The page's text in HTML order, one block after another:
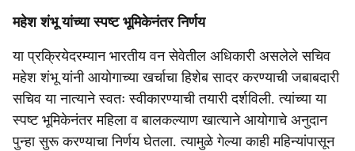
महेश शंभू यांच्या स्पष्ट भूमिकेनंतर निर्णय
या प्रक्रियेदरम्यान भारतीय वन सेवेतील अधिकारी असलेले सचिव
महेश शंभू यांनी आयोगाच्या खर्चाचा हिशेब सादर करण्याची जबाबदारी
सचिव या नात्याने स्वतः स्वीकारण्याची तयारी दर्शविली. त्यांच्या या
स्पष्ट भूमिकेनंतर महिला व बालकल्याण खात्याने आयोगाचे अनुदान
पुन्हा सुरू करण्याचा निर्णय घेतला. त्यामुळे गेल्या काही महिन्यांपासून